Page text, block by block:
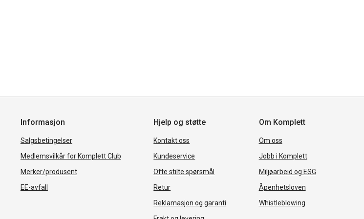
Informasjon
Salgsbetingelser
Medlemsvilkår for Komplett Club
Merker/produsent
EE-avfall
Hjelp og støtte
Kontakt oss
Kundeservice
Ofte stilte spørsmål
Retur
Reklamasjon og garanti
Om Komplett
Om oss
Jobb i Komplett
Miljøarbeid og ESG
Åpenhetsloven
Whistleblowing